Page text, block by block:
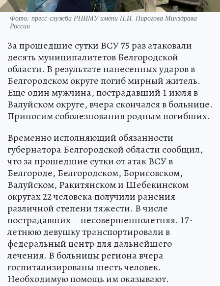
Фото: пресс-служба РНИМУ имени Н.И. Пирогова Минздрава
России
За прошедшие сутки ВСУ 75 раз атаковали
десять муниципалитетов Белгородской
области. В результате нанесенных ударов в
Белгородском округе погиб мирный житель.
Еще один мужчина, пострадавший 1 июля в
Валуйском округе, вчера скончался в больнице.
Приносим соболезнования родным погибших.
Временно исполняющий обязанности
губернатора Белгородской области сообщил,
что за прошедшие сутки от атак ВСУ в
Белгороде, Белгородском, Борисовском,
Валуйском, Ракитянском и Шебекинском
округах 22 человека получили ранения
различной степени тяжести. В числе
пострадавших – несовершеннолетняя. 17-
летнюю девушку транспортировали в
федеральный центр для дальнейшего
лечения. В больницы региона вчера
госпитализированы шесть человек.
Необходимую помощь им оказывают.